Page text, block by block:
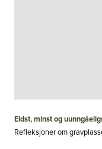
Eldst, minst og
Refleksjoner om